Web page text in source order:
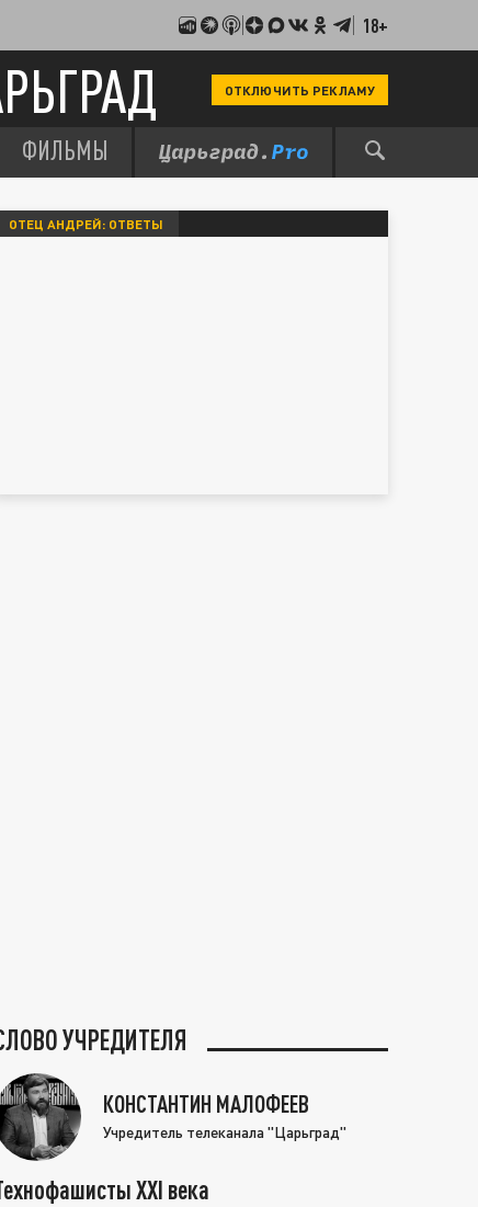
18+
ОТКЛЮЧИТЬ РЕКЛАМУ
ФИЛЬМЫ
ОТЕЦ АНДРЕЙ: ОТВЕТЫ
УЧРЕДИТЕЛЯ
КОНСТАНТИН МАЛОФЕЕВ
Учредитель телеканала "Царьград"
XXI века